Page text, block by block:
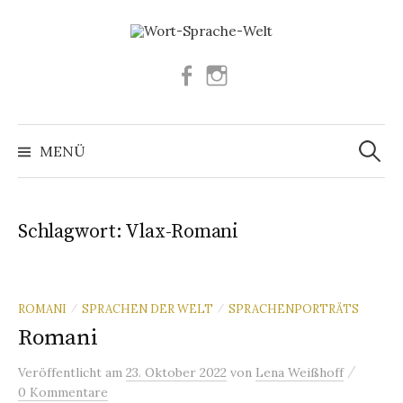
Facebook
MENÜ
Suchen
nach:
Schlagwort: Vlax-Romani
ROMANI / SPRACHEN DER WELT / SPRACHENPORTRÄTS
Romani
Veröffentlicht am 23. Oktober 2022 von Lena Weißhoff /
0 Kommentare